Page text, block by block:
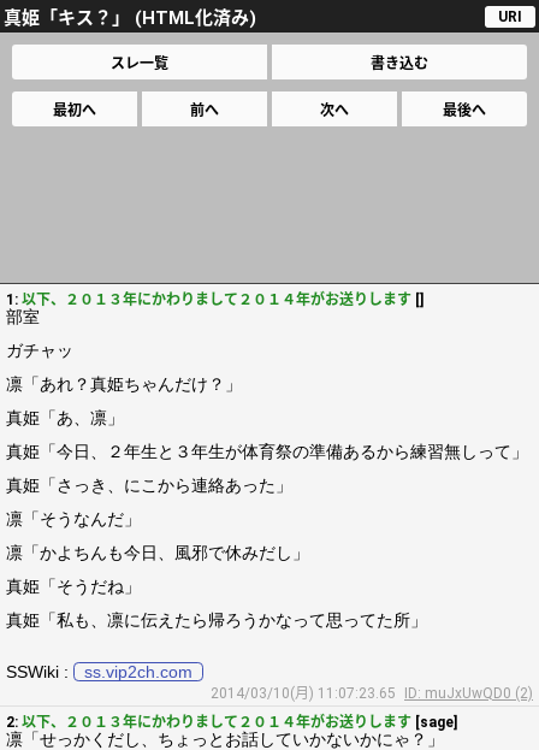
真姫「キス？」 (HTML化済み) URI
スレ一覧 書き込む
最初へ 前へ 次へ 最後へ
1: 以下、２０１３年にかわりまして２０１４年がお送りします []
部室
ガチャッ
凛「あれ？真姫ちゃんだけ？」
真姫「あ、凛」
真姫「今日、２年生と３年生が体育祭の準備あるから練習無しって」
真姫「さっき、にこから連絡あった」
凛「そうなんだ」
凛「かよちんも今日、風邪で休みだし」
真姫「そうだね」
真姫「私も、凛に伝えたら帰ろうかなって思ってた所」
SSWiki : ss.vip2ch.com
2014/03/10(月) 11:07:23.65
ID: muJxUwQD0 (2)
2: 以下、２０１３年にかわりまして２０１４年がお送りします [sage]
凛「せっかくだし、ちょっとお話していかないかにゃ？」